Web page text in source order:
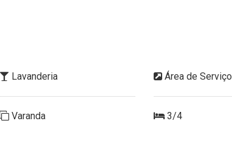
Lavanderia Área de Serviço
Varanda 3/4